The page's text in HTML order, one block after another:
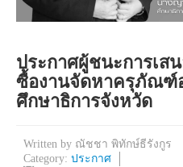
ประกาศผู้ชนะการเส
ซื้องานจัดหาครุภัณฑ์
ศึกษาธิการจังหวัด
Written by ณัชชา พิทักษ์ธีรังกูร
Category: ประกาศ